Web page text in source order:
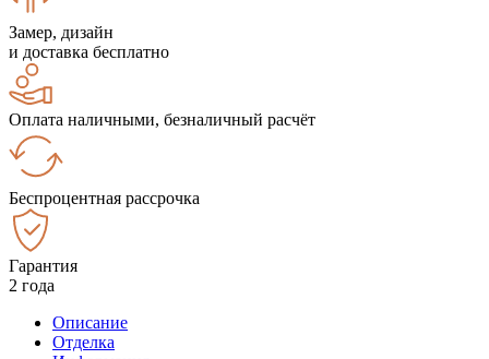
Замер, дизайн
и доставка бесплатно
Оплата наличными, безналичный расчёт
Беспроцентная рассрочка
Гарантия
2 года
Описание
Отделка